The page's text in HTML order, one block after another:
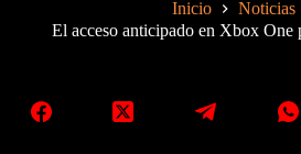
Inicio
Noticias
El acceso anticipado en Xbox One